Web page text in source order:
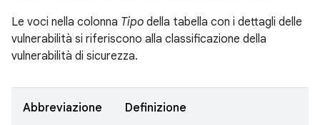
Le voci nella colonna Tipo della tabella con i dettagli delle
vulnerabilità si riferiscono alla classificazione della
vulnerabilità di sicurezza.
Abbreviazione Definizione